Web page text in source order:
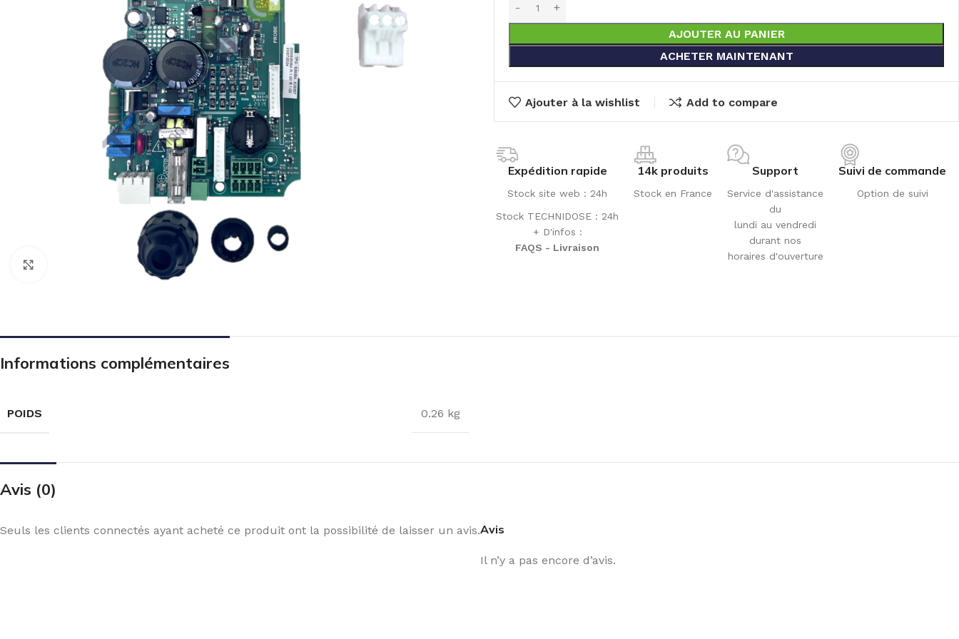
AJOUTER AU PANIER
ACHETER MAINTENANT
Ajouter à la wishlist Add to compare
Expédition rapide
Stock site web : 24h
Stock TECHNIDOSE : 24h
+ D'infos :
FAQS - Livraison
14k produits
Stock en France
Support
Service d'assistance
du
lundi au vendredi
durant nos
horaires d'ouverture
Suivi de commande
Option de suivi
Informations complémentaires
POIDS 0.26 kg
Avis (0)
Avis
Il n’y a pas encore d’avis.
Seuls les clients connectés ayant acheté ce produit ont la possibilité de laisser un avis.